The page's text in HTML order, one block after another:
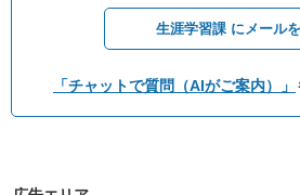
生涯学習課 にメール
「チャットで質問（AIがご案内）」